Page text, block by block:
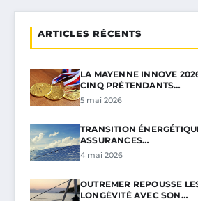
ARTICLES RÉCENTS
LA MAYENNE INNOVE
CINQ PRÉTENDANTS…
5 mai 2026
TRANSITION
ASSURANCES…
4 mai 2026
OUTREMER REPOUSSE
LONGÉVITÉ AVEC SON…